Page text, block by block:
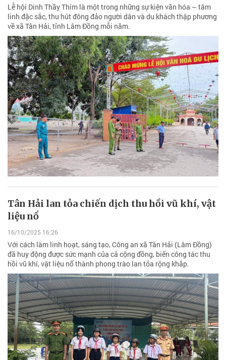
Lễ hội Dinh Thầy Thím là một trong những sự kiện văn hóa – tâm
linh đặc sắc, thu hút đông đảo người dân và du khách thập phương
về xã Tân Hải, tỉnh Lâm Đồng mỗi năm.
Tân Hải lan tỏa chiến dịch thu hồi vũ khí, vật
liệu nổ
16/10/2025 16:26
Với cách làm linh hoạt, sáng tạo, Công an xã Tân Hải (Lâm Đồng)
đã huy động được sức mạnh của cả cộng đồng, biến công tác thu
hồi vũ khí, vật liệu nổ thành phong trào lan tỏa rộng khắp.